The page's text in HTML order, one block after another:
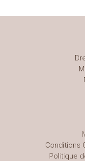
Conditions
Politique